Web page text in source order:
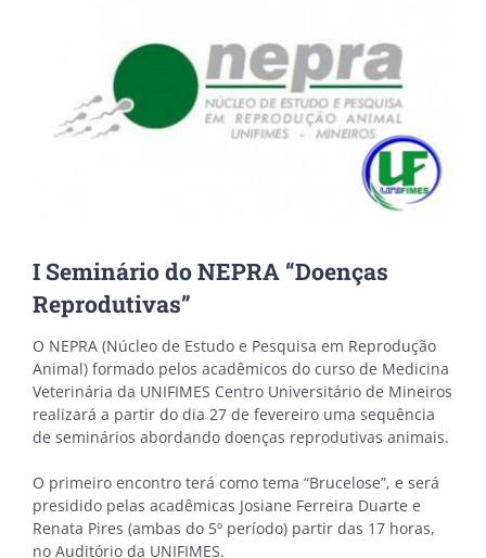
I Seminário do NEPRA “Doenças
Reprodutivas”
O NEPRA (Núcleo de Estudo e Pesquisa em Reprodução
Animal) formado pelos acadêmicos do curso de Medicina
Veterinária da UNIFIMES Centro Universitário de Mineiros
realizará a partir do dia 27 de fevereiro uma sequência
de seminários abordando doenças reprodutivas animais.
O primeiro encontro terá como tema “Brucelose”, e será
presidido pelas acadêmicas Josiane Ferreira Duarte e
Renata Pires (ambas do 5º período) partir das 17 horas,
no Auditório da UNIFIMES.